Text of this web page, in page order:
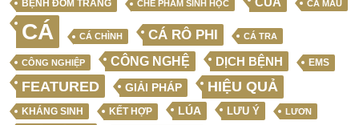
BỆNH ĐỐM TRẮNG CHẾ PHẨM SINH HỌC CÀ MAU
CÁ CÁ CHÌNH CÁ RÔ PHI CÁ TRA
CÔNG NGHIỆP CÔNG NGHỆ DỊCH BỆNH EMS
FEATURED GIẢI PHÁP HIỆU QUẢ
KHÁNG SINH KẾT HỢP LÚA LƯU Ý LƯƠN